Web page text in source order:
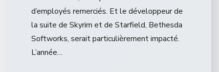
d’employés remerciés. Et le développeur de
la suite de Skyrim et de Starfield, Bethesda
Softworks, serait particulièrement impacté.
L’année…